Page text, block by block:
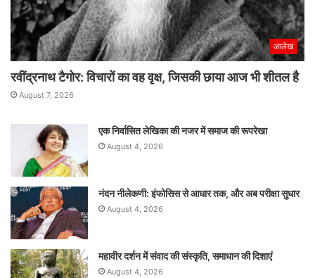
आलेख
रवींद्रनाथ टैगोर: विचारों का वह वृक्ष, जिसकी छाया आज भी शीतल है
August 7, 2026
एक निर्वासित लेखिका की नजर में समाज की रूपरेखा
August 4, 2026
नंदन नीलेकणी: इंफोसिस से आधार तक, और अब परीक्षा सुधार
August 4, 2026
महावीर दर्शन में संवाद की संस्कृति, समाधान की दिशाएं
August 4, 2026